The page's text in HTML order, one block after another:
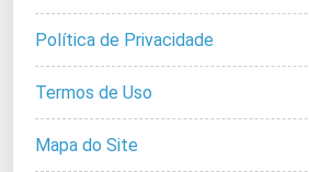
Política de Privacidade
Termos de Uso
Mapa do Site